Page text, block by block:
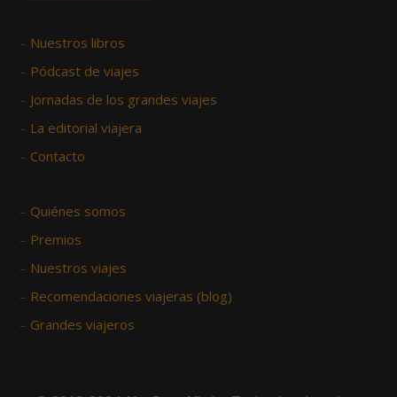
– Nuestros libros
– Pódcast de viajes
– Jornadas de los grandes viajes
– La editorial viajera
– Contacto
– Quiénes somos
– Premios
– Nuestros viajes
– Recomendaciones viajeras (blog)
– Grandes viajeros